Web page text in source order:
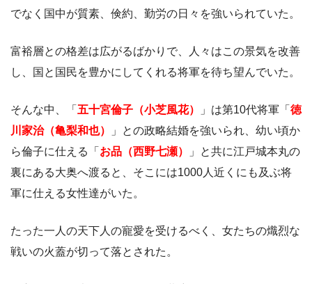
でなく国中が質素、倹約、勤労の日々を強いられていた。
富裕層との格差は広がるばかりで、人々はこの景気を改善
し、国と国民を豊かにしてくれる将軍を待ち望んでいた。
そんな中、「 五十宮倫子（小芝風花） 」は第10代将軍「 徳
川家治（亀梨和也）
」との政略結婚を強いられ、幼い頃か
ら倫子に仕える「 お品（西野七瀬）
」と共に江戸城本丸の
裏にある大奥へ渡ると、そこには1000人近くにも及ぶ将
軍に仕える女性達がいた。
たった一人の天下人の寵愛を受けるべく、女たちの熾烈な
戦いの火蓋が切って落とされた。